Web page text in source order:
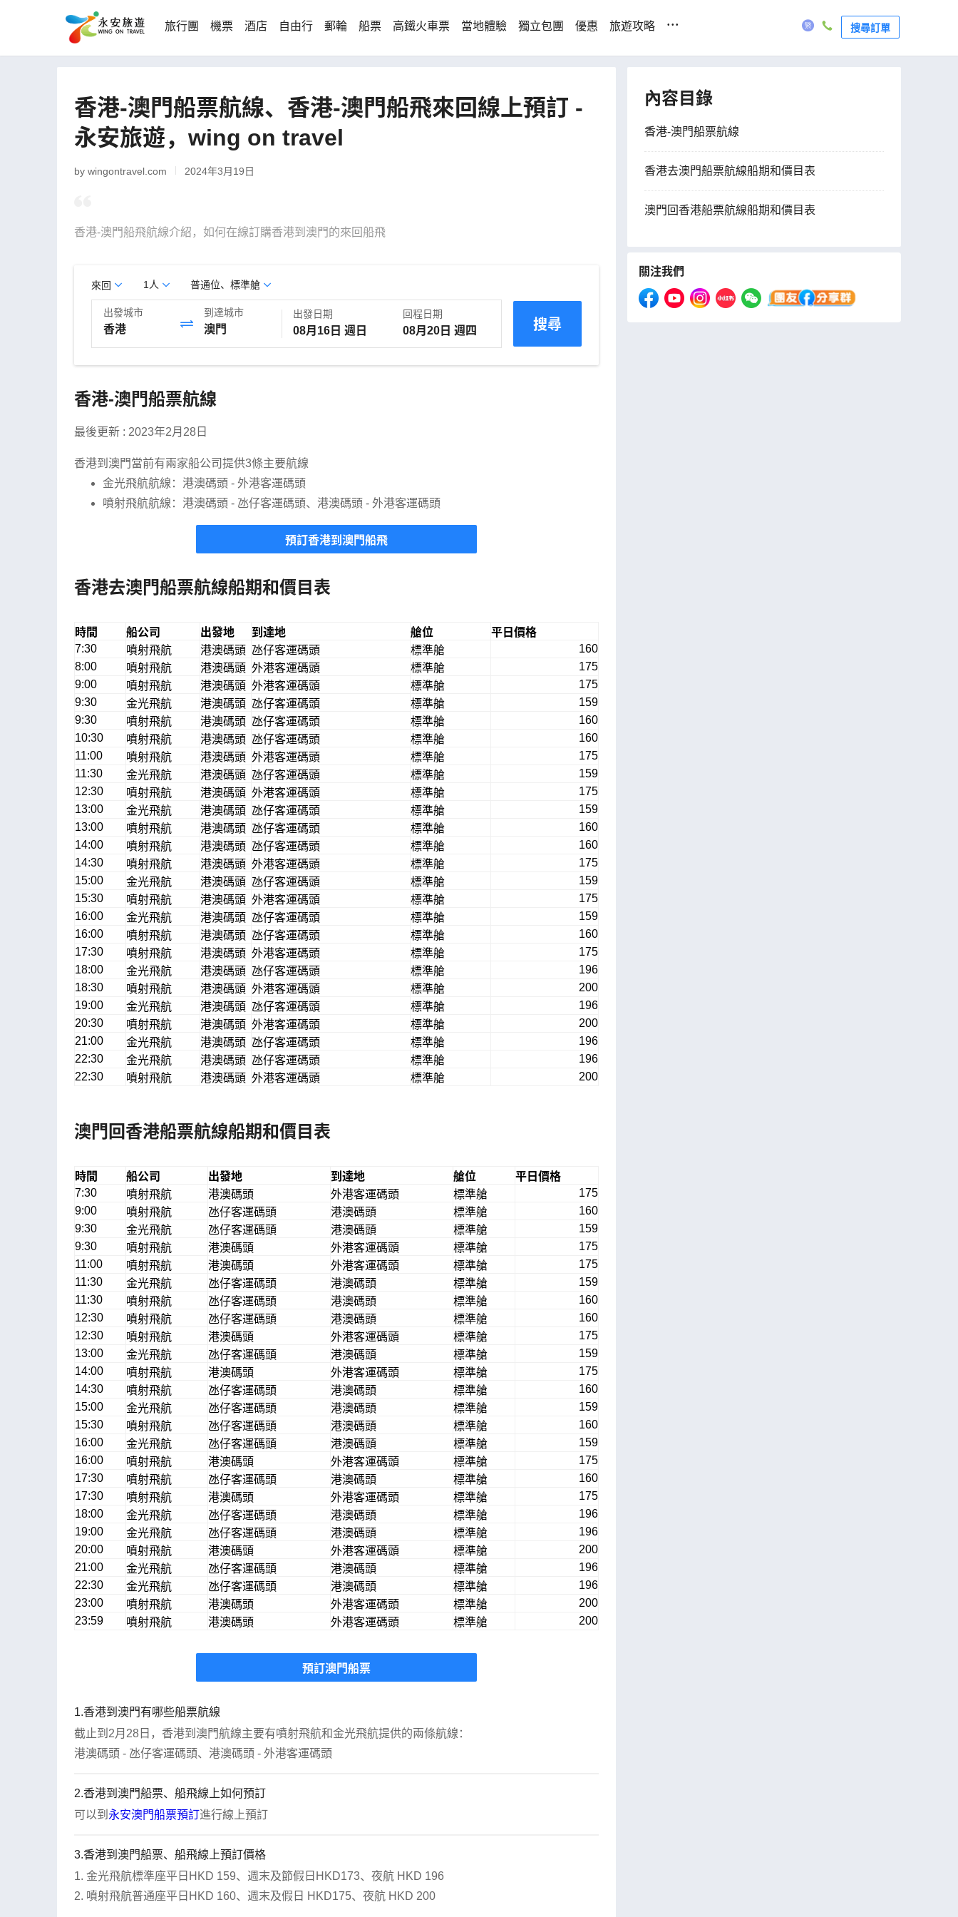
旅行團 機票 酒店 自由行 郵輪 船票 高鐵火車票 當地體驗 獨立包團 優惠 旅遊攻略 ... 搜尋訂單
香港-澳門船票航線、香港-澳門船飛來回線上預訂 -
永安旅遊，wing on travel
by wingontravel.com 2024年3月19日
香港-澳門船飛航線介紹，如何在線訂購香港到澳門的來回船飛
來回
出發城市
香港
到達城市
澳門
出發日期 回程日期
1人 普通位、標準艙
搜尋
香港-澳門船票航線
最後更新 : 2023年2月28日
香港到澳門當前有兩家船公司提供3條主要航線
金光飛航航線：港澳碼頭 - 外港客運碼頭
噴射飛航航線：港澳碼頭 - 氹仔客運碼頭、港澳碼頭 - 外港客運碼頭
預訂香港到澳門船飛
香港去澳門船票航線船期和價目表
時間 船公司 出發地 到達地 艙位
平日價格
7:30
噴射飛航 港澳碼頭 氹仔客運碼頭 標準艙
160
8:00
噴射飛航 港澳碼頭 外港客運碼頭 標準艙
175
9:00
噴射飛航 港澳碼頭 外港客運碼頭 標準艙
175
9:30
金光飛航 港澳碼頭 氹仔客運碼頭 標準艙
159
9:30
噴射飛航 港澳碼頭 氹仔客運碼頭 標準艙
160
10:30
噴射飛航 港澳碼頭 氹仔客運碼頭 標準艙
160
11:00
噴射飛航 港澳碼頭 外港客運碼頭 標準艙
175
11:30
金光飛航 港澳碼頭 氹仔客運碼頭 標準艙
159
12:30
噴射飛航 港澳碼頭 外港客運碼頭 標準艙
175
13:00
金光飛航 港澳碼頭 氹仔客運碼頭 標準艙
159
13:00
噴射飛航 港澳碼頭 氹仔客運碼頭 標準艙
160
14:00
噴射飛航 港澳碼頭 氹仔客運碼頭 標準艙
160
14:30
噴射飛航 港澳碼頭 外港客運碼頭 標準艙
175
15:00
金光飛航 港澳碼頭 氹仔客運碼頭 標準艙
159
15:30
噴射飛航 港澳碼頭 外港客運碼頭 標準艙
175
16:00
金光飛航 港澳碼頭 氹仔客運碼頭 標準艙
159
16:00
噴射飛航 港澳碼頭 氹仔客運碼頭 標準艙
160
17:30
噴射飛航 港澳碼頭 外港客運碼頭 標準艙
175
18:00
金光飛航 港澳碼頭 氹仔客運碼頭 標準艙
196
18:30
噴射飛航 港澳碼頭 外港客運碼頭 標準艙
200
19:00
金光飛航 港澳碼頭 氹仔客運碼頭 標準艙
196
20:30
噴射飛航 港澳碼頭 外港客運碼頭 標準艙
200
21:00
金光飛航 港澳碼頭 氹仔客運碼頭 標準艙
196
22:30
金光飛航 港澳碼頭 氹仔客運碼頭 標準艙
196
22:30
噴射飛航 港澳碼頭 外港客運碼頭 標準艙 200
澳門回香港船票航線船期和價目表
時間 船公司 出發地 到達地 艙位
平日價格
7:30
噴射飛航 港澳碼頭 外港客運碼頭 標準艙
175
9:00
噴射飛航 氹仔客運碼頭 港澳碼頭 標準艙
160
9:30
金光飛航 氹仔客運碼頭 港澳碼頭 標準艙
159
9:30
噴射飛航 港澳碼頭 外港客運碼頭 標準艙
175
11:00
噴射飛航 港澳碼頭 外港客運碼頭 標準艙
175
11:30
金光飛航 氹仔客運碼頭 港澳碼頭 標準艙
159
11:30
噴射飛航 氹仔客運碼頭 港澳碼頭 標準艙
160
12:30
噴射飛航 氹仔客運碼頭 港澳碼頭 標準艙
160
12:30
噴射飛航 港澳碼頭 外港客運碼頭 標準艙
175
13:00
金光飛航 氹仔客運碼頭 港澳碼頭 標準艙
159
14:00
噴射飛航 港澳碼頭 外港客運碼頭 標準艙
175
14:30
噴射飛航 氹仔客運碼頭 港澳碼頭 標準艙
160
15:00
金光飛航 氹仔客運碼頭 港澳碼頭 標準艙
159
15:30
噴射飛航 氹仔客運碼頭 港澳碼頭 標準艙
160
16:00
金光飛航 氹仔客運碼頭 港澳碼頭 標準艙
159
16:00
噴射飛航 港澳碼頭 外港客運碼頭 標準艙
175
17:30
噴射飛航 氹仔客運碼頭 港澳碼頭 標準艙
160
17:30
噴射飛航 港澳碼頭 外港客運碼頭 標準艙
175
18:00
金光飛航 氹仔客運碼頭 港澳碼頭 標準艙
196
19:00
金光飛航 氹仔客運碼頭 港澳碼頭 標準艙
196
20:00
噴射飛航 港澳碼頭 外港客運碼頭 標準艙
200
21:00
金光飛航 氹仔客運碼頭 港澳碼頭 標準艙
196
22:30
金光飛航 氹仔客運碼頭 港澳碼頭 標準艙
196
23:00
噴射飛航 港澳碼頭 外港客運碼頭 標準艙
200
23:59
噴射飛航 港澳碼頭 外港客運碼頭 標準艙 200
預訂澳門船票
1.香港到澳門有哪些船票航線
截止到2月28日，香港到澳門航線主要有噴射飛航和金光飛航提供的兩條航線：
港澳碼頭 - 氹仔客運碼頭、港澳碼頭 - 外港客運碼頭
2.香港到澳門船票、船飛線上如何預訂
可以到 永安澳門船票預訂進行線上預訂
3.香港到澳門船票、船飛線上預訂價格
1. 金光飛航標準座平日HKD 159、週末及節假日HKD173、夜航 HKD 196
2. 噴射飛航普通座平日HKD 160、週末及假日 HKD175、夜航 HKD 200
內容目錄
香港-澳門船票航線
香港去澳門船票航線船期和價目表
澳門回香港船票航線船期和價目表
關注我們